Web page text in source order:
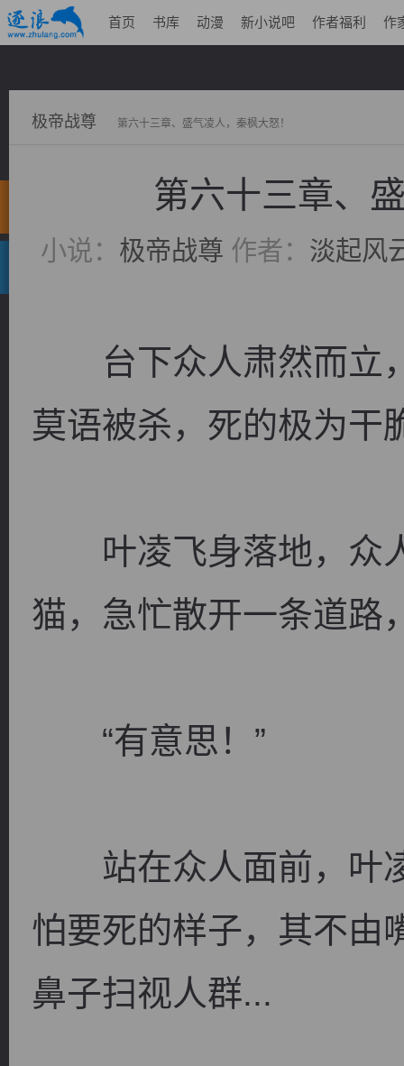
首页 书库 动漫 新小说吧 作者福利 作
极帝战尊 第六十三章、盛气凌人，秦枫大怒！
第六十三章、
小说： 极帝战尊 作者： 淡起风
台下众人肃然而立
莫语被杀，死的极为干
叶凌飞身落地，众
猫，急忙散开一条道路
“有意思！”
站在众人面前，叶
怕要死的样子，其不由
鼻子扫视人群...